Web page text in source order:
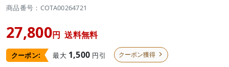
商品番号：COTA00264721
27,800円 送料無料
クーポン: 最大 1,500 円引 クーポン獲得 